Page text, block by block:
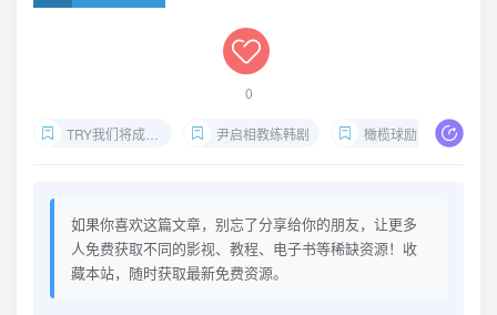
0
TRY我们将成为奇迹下载 尹启相教练韩剧 橄榄球励志剧集
如果你喜欢这篇文章，别忘了分享给你的朋友，让更多
人免费获取不同的影视、教程、电子书等稀缺资源！收
藏本站，随时获取最新免费资源。